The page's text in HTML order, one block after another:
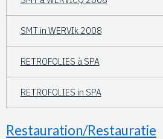
SMT in WERVIk 2008
RETROFOLIES à SPA
RETROFOLIES in SPA
Restauration/Restauratie